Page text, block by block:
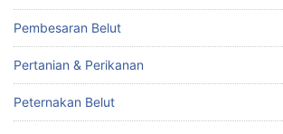
Pembesaran Belut
Pertanian & Perikanan
Peternakan Belut